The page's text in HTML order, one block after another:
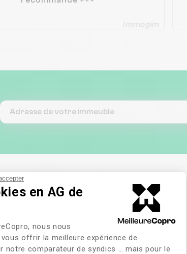
en AG de
de Gestion du
nous nous
offrir la meilleure expérience de
notre comparateur de syndics … mais pour le
Immogim